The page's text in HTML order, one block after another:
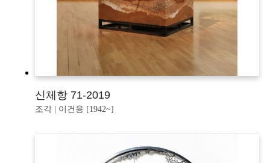
신체항 71-2019
조각 | 이건용 [1942~]